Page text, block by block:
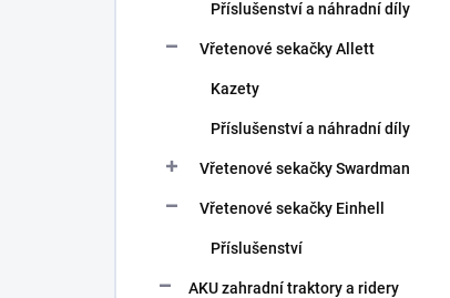
Příslušenství a náhradní díly
Vřetenové sekačky Allett
Kazety
Příslušenství a náhradní díly
Vřetenové sekačky Swardman
Vřetenové sekačky Einhell
Příslušenství
AKU zahradní traktory a ridery